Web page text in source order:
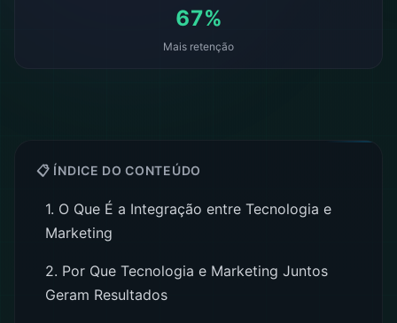
67%
Mais retenção
📋 ÍNDICE DO CONTEÚDO
1. O Que É a Integração entre Tecnologia e
Marketing
2. Por Que Tecnologia e Marketing Juntos
Geram Resultados